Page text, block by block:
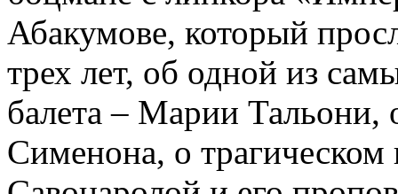
Абакумове, который
трех лет, об одной из
балета – Марии
Сименона, о трагическом